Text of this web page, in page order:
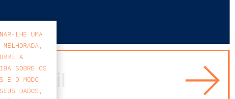
LHE UMA
A
SOBRE OS
E O MODO
DADOS,